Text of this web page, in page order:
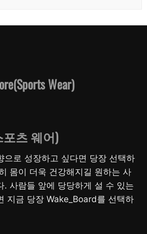
Wear)
포츠 웨어)
으로 성장하고 싶다면 당장 선택하
몸이 더욱 건강해지길 원하는 사
. 사람들 앞에 당당하게 설 수 있는
지금 당장 Wake_Board를 선택하